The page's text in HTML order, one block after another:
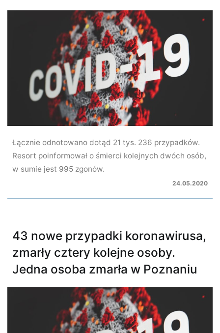
Łącznie odnotowano dotąd 21 tys. 236 przypadków.
Resort poinformował o śmierci kolejnych dwóch osób,
w sumie jest 995 zgonów.
24.05.2020
43 nowe przypadki koronawirusa,
zmarły cztery kolejne osoby.
Jedna osoba zmarła w Poznaniu